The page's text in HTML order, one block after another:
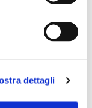
dettagli